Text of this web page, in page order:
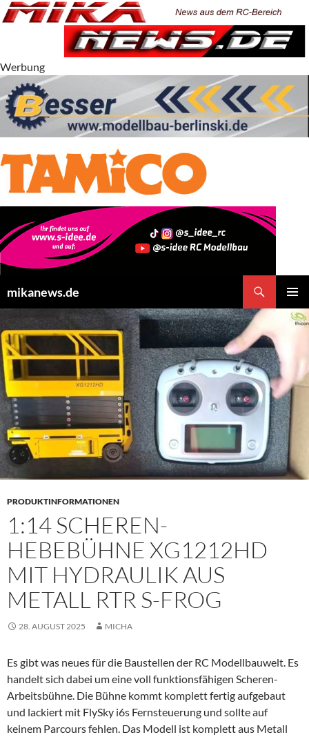
Zum
Inhalt
Werbung
mikanews.de
MENÜ
PRODUKTINFORMATIONEN
1:14 SCHEREN-
HEBEBÜHNE XG1212HD
MIT HYDRAULIK AUS
METALL RTR S-FROG
28. AUGUST 2025 MICHA
Es gibt was neues für die Baustellen der RC Modellbauwelt. Es
handeltsich dabei um eine voll funktionsfähigen Scheren-
Arbeitsbühne. Die Bühne kommt komplett fertig aufgebaut
und lackiert mit FlySky i6s Fernsteuerung und sollte auf
keinem Parcours fehlen. Das Modell ist komplett aus Metall